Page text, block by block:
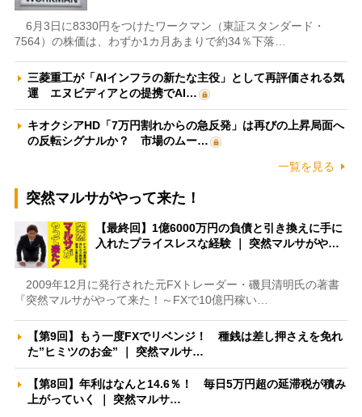
6月3日に8330円をつけたワークマン（東証スタンダード・
7564）の株価は、わずか1カ月あまりで約34％下落…
三菱重工が「AIインフラの新たな主役」として再評価される気
運 エヌビディアとの提携でAI…
キオクシアHD「7万円割れからの急反発」は再びの上昇局面へ
の反転シグナルか？ 市場のムー…
一覧を見る
突然マルサがやって来た！
【最終回】1億6000万円の負債と引き換えに手に
入れたプライスレスな経験 ｜ 突然マルサがや…
2009年12月に発行された元FXトレーダー・磯貝清明氏の著書
『突然マルサがやって来た！～FXで10億円稼い…
【第9回】もう一度FXでリベンジ！ 種銭は差し押さえを免れ
た”ヒミツのお金” ｜ 突然マルサ…
【第8回】年利はなんと14.6％！ 毎日5万円超の延滞税が積み
上がっていく ｜ 突然マルサ…